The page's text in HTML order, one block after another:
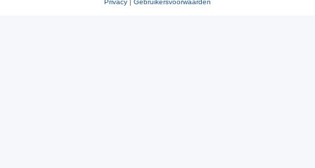
Privacy | Gebruikersvoorwaarden